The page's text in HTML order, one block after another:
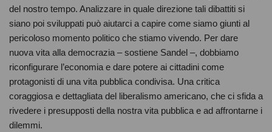
del nostro tempo. Analizzare in quale direzione tali dibattiti si
siano poi sviluppati può aiutarci a capire come siamo giunti al
pericoloso momento politico che stiamo vivendo. Per dare
nuova vita alla democrazia – sostiene Sandel –, dobbiamo
riconfigurare l’economia e dare potere ai cittadini come
protagonisti di una vita pubblica condivisa. Una critica
coraggiosa e dettagliata del liberalismo americano, che ci sfida a
rivedere i presupposti della nostra vita pubblica e ad affrontarne i
dilemmi.